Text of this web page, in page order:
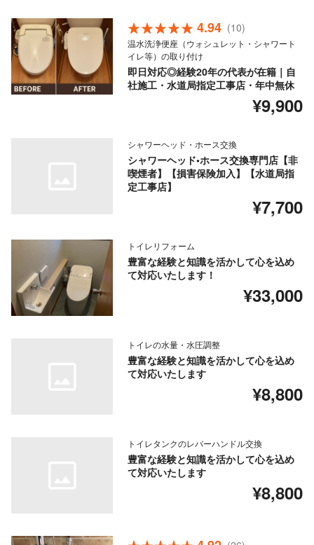
4.94 (10)
温水洗浄便座（ウォシュレット・シャワート
イレ等）の取り付け
即日対応◎経験20年の代表が在籍｜自
社施工・水道局指定工事店・年中無休
¥9,900
シャワーヘッド・ホース交換
シャワーヘッド•ホース交換専門店【非
喫煙者】【損害保険加入】【水道局指
定工事店】
¥7,700
トイレリフォーム
豊富な経験と知識を活かして心を込め
て対応いたします！
¥33,000
トイレの水量・水圧調整
豊富な経験と知識を活かして心を込め
て対応いたします
¥8,800
トイレタンクのレバーハンドル交換
豊富な経験と知識を活かして心を込め
て対応いたします
¥8,800